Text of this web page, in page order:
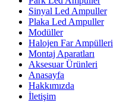
Sinyal Led Ampuller
Plaka Led Ampuller
Modüller
Halojen Far Ampülleri
Montaj Aparatları
Aksesuar Ürünleri
Anasayfa
Hakkımızda
İletişim